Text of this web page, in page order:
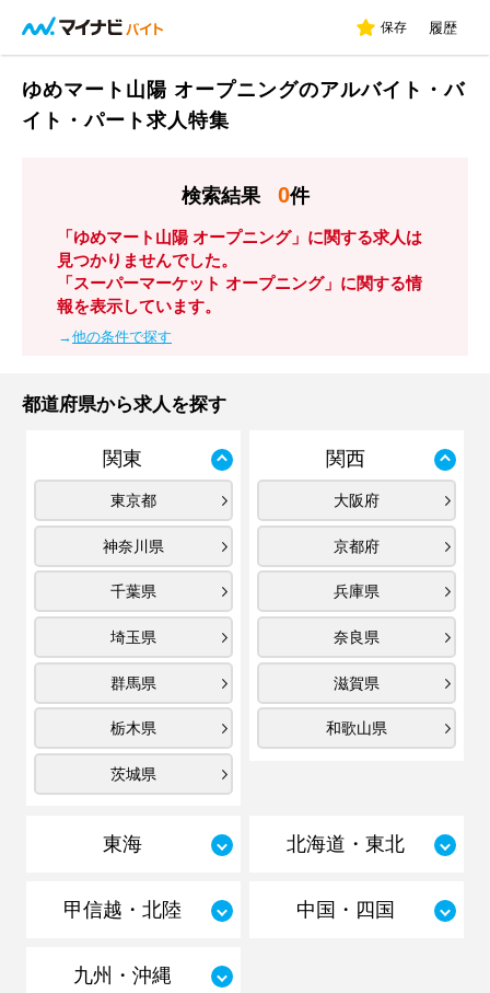
保存 履歴
ゆめマート山陽 オープニングのアルバイト・バ
イト・パート求人特集
検索結果 0件
「ゆめマート山陽 オープニング」に関する求人は
見つかりませんでした。
「スーパーマーケット オープニング」に関する情
報を表示しています。
→他の条件で探す
都道府県から求人を探す
関東
東京都
神奈川県
千葉県
埼玉県
群馬県
栃木県
茨城県
関西
大阪府
京都府
兵庫県
奈良県
滋賀県
和歌山県
東海 北海道・東北
甲信越・北陸 中国・四国
九州・沖縄